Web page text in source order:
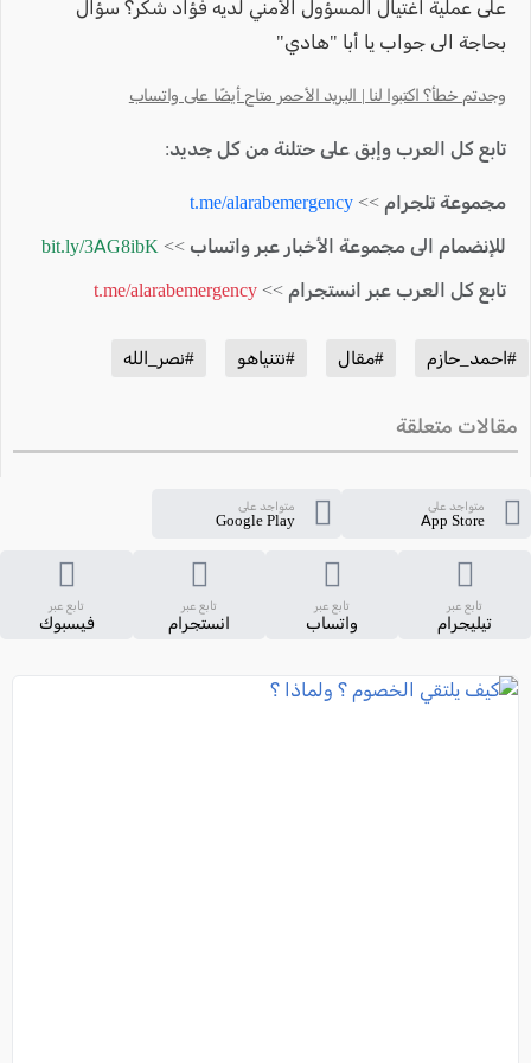
على عملية اغتيال المسؤول الأمني لديه فؤاد شكر؟ سؤال
بحاجة الى جواب يا أبا "هادي"
وجدتم خطأ؟ اكتبوا لنا | البريد الأحمر متاح أيضًا على واتساب
تابع كل العرب وإبق على حتلنة من كل جديد:
مجموعة تلجرام >> t.me/alarabemergency
للإنضمام الى مجموعة الأخبار عبر واتساب >> bit.ly/3AG8ibK
تابع كل العرب عبر انستجرام >> t.me/alarabemergency
#احمد_حازم #مقال #نتنياهو #نصر_الله
مقالات متعلقة
متواجد على
App Store
متواجد على
Google Play
تابع عبر
تيليجرام
تابع عبر
واتساب
تابع عبر
انستجرام
تابع عبر
فيسبوك